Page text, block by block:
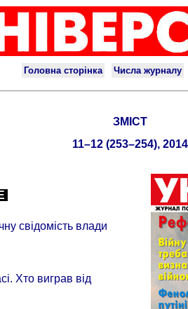
ЗМІСТ
11–12 (253–254), 2014
свідомість влади
Хто виграв від